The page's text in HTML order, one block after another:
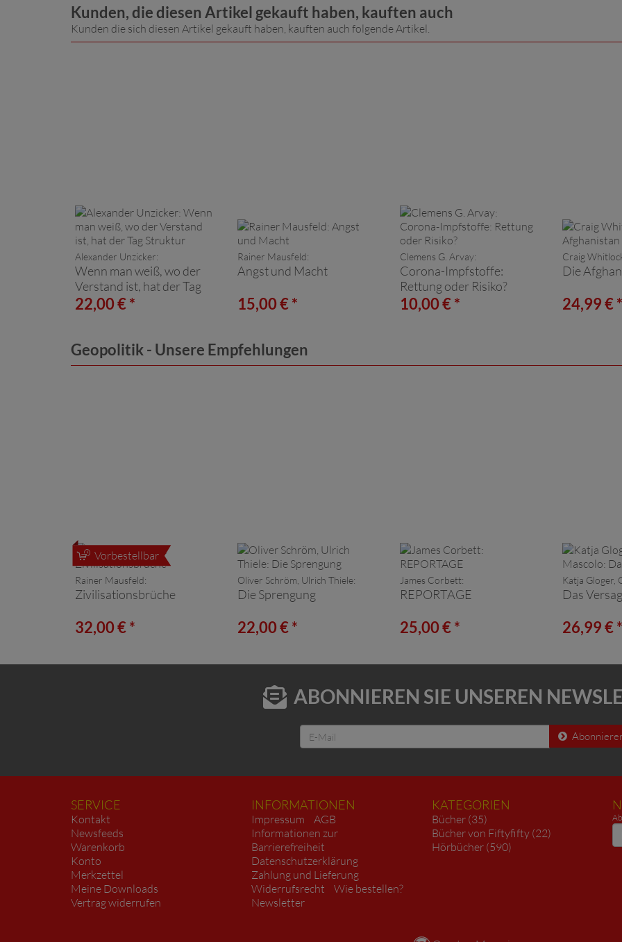
Kunden, die diesen Artikel gekauft haben, kauften auch
Kunden die sich diesen Artikel gekauft haben, kauften auch folgende Artikel.
Alexander Unzicker:
Wenn man weiß, wo der
Verstand ist, hat der Tag
Struktur
22,00 € *
Rainer Mausfeld:
Angst und Macht
15,00 € *
Clemens G. Arvay:
Corona-Impfstoffe:
Rettung oder Risiko?
10,00 € *
Craig
Die
24,99 € *
Geopolitik - Unsere Empfehlungen
Vorbestellbar
Rainer Mausfeld:
Zivilisationsbrüche
32,00 € *
Oliver Schröm, Ulrich Thiele:
Die Sprengung
22,00 € *
James Corbett:
REPORTAGE
25,00 € *
Katja Gloger,
Das
26,99 € *
ABONNIEREN SIE UNSEREN
SERVICE
Kontakt
Newsfeeds
Warenkorb
Konto
Merkzettel
Meine Downloads
Vertrag widerrufen
INFORMATIONEN
Impressum
AGB
Informationen zur
Barrierefreiheit
Datenschutzerklärung
Zahlung und Lieferung
Widerrufsrecht
Wie bestellen?
Newsletter
KATEGORIEN
Bücher (35)
Bücher von Fiftyfifty (22)
Hörbücher (590)